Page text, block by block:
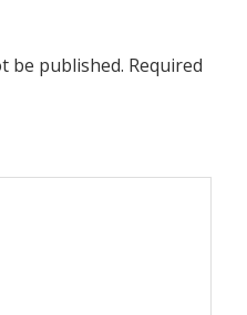
be published. Required